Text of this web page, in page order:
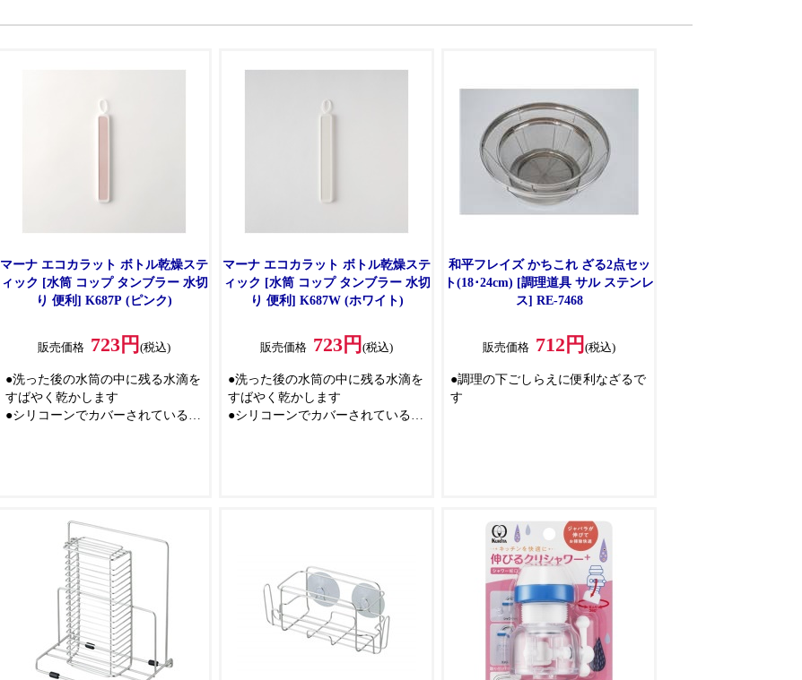
マーナ エコカラット ボトル乾燥ステ
ィック [水筒 コップ タンブラー 水切
り 便利] K687P (ピンク)
販売価格 723円 (税込)
●洗った後の水筒の中に残る水滴を
すばやく乾かします
●シリコーンでカバーされているの
●ボトル乾燥スティックを使用した
場合、約3時間
※お使いの容器や使用環境によっ
て異なります。
マーナ エコカラット ボトル乾燥ステ
ィック [水筒 コップ タンブラー 水切
り 便利] K687W (ホワイト)
販売価格 723円 (税込)
●洗った後の水筒の中に残る水滴を
すばやく乾かします
●シリコーンでカバーされているの
て異なります。
和平フレイズ かちこれ ざる2点セッ
ト(18･24cm) [調理道具 サル ステンレ
ス] RE-7468
販売価格 712円 (税込)
●調理の下ごしらえに便利なざるで
す